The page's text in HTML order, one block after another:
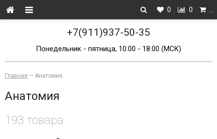
0 0
+7(911)937-50-35
Понедельник - пятница, 10.00 - 18.00 (МСК)
Главная — Анатомия
Анатомия
193 товара